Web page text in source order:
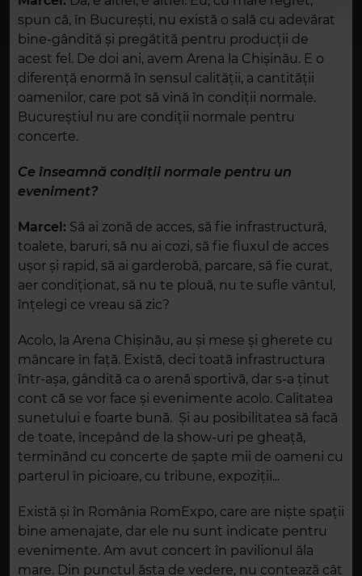
spun că, în București, nu există o sală cu adevărat
bine-gândită și pregătită pentru producții de
acest fel. De doi ani, avem Arena la Chișinău. E o
diferență enormă în sensul calității, a cantității
oamenilor, care pot să vină în condiții normale.
Bucureștiul nu are condiții normale pentru
concerte.
Ce înseamnă condiții normale pentru un
eveniment?
Marcel: Să ai zonă de acces, să fie infrastructură,
toalete, baruri, să nu ai cozi, să fie fluxul de acces
ușor și rapid, să ai garderobă, parcare, să fie curat,
aer condiționat, să nu te plouă, nu te sufle vântul,
înțelegi ce vreau să zic?
Acolo, la Arena Chișinău, au și mese și gherete cu
mâncare în față. Există, deci toată infrastructura
într-așa, gândită ca o arenă sportivă, dar s-a ținut
cont că se vor face și evenimente acolo. Calitatea
sunetului e foarte bună. Și au posibilitatea să facă
de toate, începând de la show-uri pe gheață,
terminând cu concerte de șapte mii de oameni cu
parterul în picioare, cu tribune, expoziții...
Există și în România RomExpo, care are niște spații
bine amenajate, dar ele nu sunt indicate pentru
evenimente. Am avut concert în pavilionul ăla
mare. Din punctul ăsta de vedere, nu contează cât